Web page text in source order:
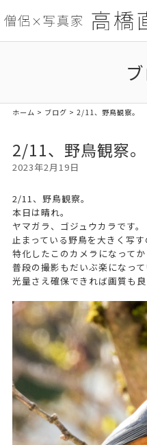
ホーム > ブログ > 2/11、野鳥観察。
2/11、野鳥観察。
2023年2月19日
2/11、野鳥観察。
本日は晴れ。
ヤマガラ、ゴジュウカラです。
止まっている野鳥を大きく写す
特化したこのカメラになってか
普段の撮影もだいぶ楽になって
光量さえ確保できれば画質も良